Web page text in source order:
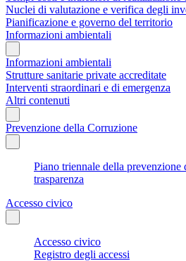
Nuclei di valutazione e verifica degli
Pianificazione e governo del territorio
Informazioni ambientali
Informazioni ambientali
Strutture sanitarie private accreditate
Interventi straordinari e di emergenza
Altri contenuti
Prevenzione della Corruzione
Piano triennale della prevenzione
trasparenza
Accesso civico
Accesso civico
Registro degli accessi